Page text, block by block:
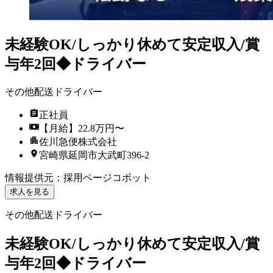
未経験OK/しっかり休めて安定収入/賞
与年2回◆ドライバー
その他配送ドライバー
正社員
【月給】22.8万円〜
佐川急便株式会社
宮崎県延岡市大武町396-2
情報提供元 ： 採用ページコボット
求人を見る
その他配送ドライバー
未経験OK/しっかり休めて安定収入/賞
与年2回◆ドライバー